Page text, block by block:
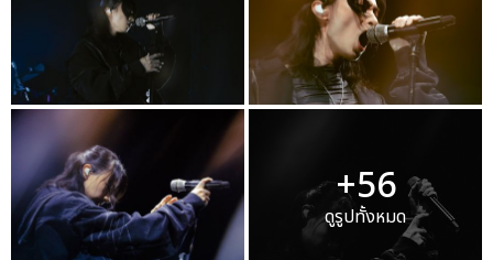
+56
ดูรูปทั้งหมด